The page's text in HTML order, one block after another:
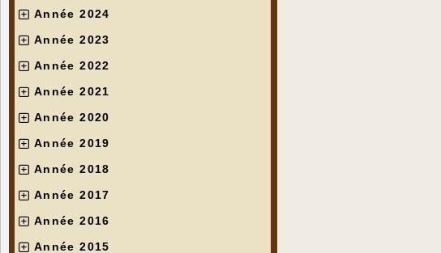
Année 2024
Année 2023
Année 2022
Année 2021
Année 2020
Année 2019
Année 2018
Année 2017
Année 2016
Année 2015